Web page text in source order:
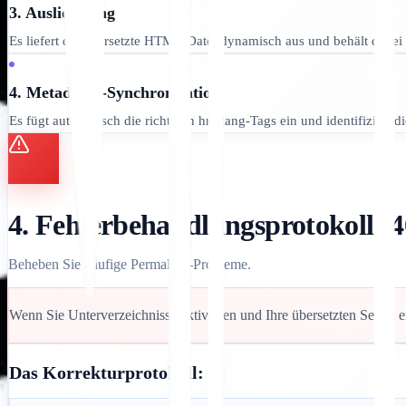
3. Auslieferung
Es liefert die übersetzte HTML-Datei dynamisch aus und behält
4. Metadaten-Synchronisation
Es fügt automatisch die richtigen hreflang-Tags ein und identifiziert
4. Fehlerbehandlungsprotokoll
Beheben Sie häufige Permalink-Probleme.
Wenn Sie Unterverzeichnisse aktivieren und Ihre übersetzten Seiten
Das Korrekturprotokoll: